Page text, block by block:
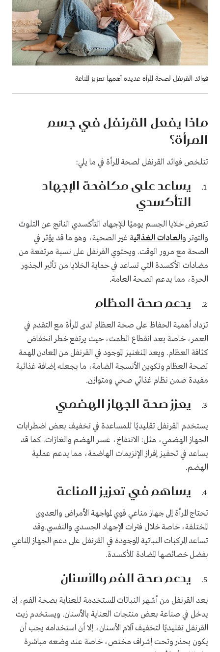
فوائد القرنفل لصحة المرأة عديدة أهمها تعزيز المناعة
ماذا يفعل القرنفل في جسم
المرأة؟
تتلخص فوائد القرنفل لصحة المرأة في ما يلي:
يساعد على مكافحة الإجهاد
التأكسدي
تتعرض خلايا الجسم يوميًا للإجهاد التأكسدي الناتج عن التلوث
والتوتر والعادات الغذائية غير الصحية، وهو ما قد يؤثر في
الصحة مع مرور الوقت. ويحتوي القرنفل على نسبة مرتفعة من
مضادات الأكسدة التي تساعد في حماية الخلايا من تأثير الجذور
الحرة، مما يدعم الصحة العامة.
يدعم صحة العظام
تزداد أهمية الحفاظ على صحة العظام لدى المرأة مع التقدم في
العمر، خاصة بعد انقطاع الطمث، حيث يرتفع خطر انخفاض
كثافة العظام. ويعد المنغنيز الموجود في القرنفل من المعادن المهمة
لصحة العظام وتكوين الأنسجة الضامة، ما يجعله إضافة غذائية
مفيدة ضمن نظام غذائي صحي ومتوازن.
يعزز صحة الجهاز الهضمي
يستخدم القرنفل تقليديًا للمساعدة في تخفيف بعض اضطرابات
الجهاز الهضمي، مثل: الانتفاخ، عسر الهضم والغازات. كما قد
يساعد في تحفيز إفراز الإنزيمات الهاضمة، مما يدعم عملية
الهضم.
يساهم في تعزيز المناعة
تحتاج المرأة إلى جهاز مناعي قوي لمواجهة الأمراض والعدوى
المختلفة، خاصة خلال فترات الإجهاد الجسدي والنفسي.وقد
تساعد المركبات النباتية الموجودة في القرنفل على دعم الجهاز المناعي
بفضل خصائصها المضادة للأكسدة.
يدعم صحة الفم والأسنان
يعد القرنفل من أشهر النباتات المستخدمة للعناية بصحة الفم، إذ
يدخل في صناعة بعض منتجات العناية بالأسنان. ويستخدم زيت
القرنفل تقليديًا لتخفيف آلام الأسنان، إلا أن استخدامه يجب أن
يكون بحذر وتحت إشراف مختص، خاصة عند وضعه مباشرة